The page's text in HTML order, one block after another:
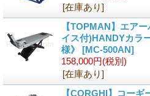
[在庫あり]
【TOPMAN】エア
イス付)HANDYカラ
様》 [MC-500AN]
158,000円(税別)
[在庫あり]
【CORGHI】コー